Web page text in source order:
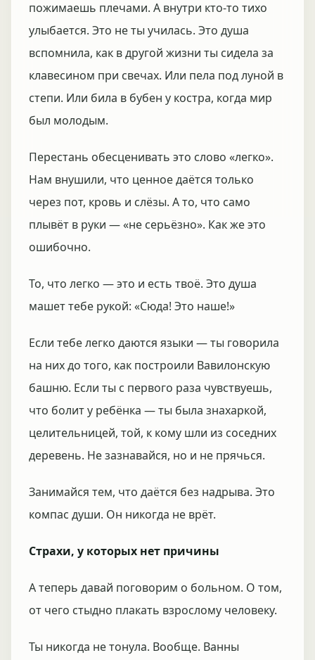
пожимаешь плечами. А внутри кто-то тихо
улыбается. Это не ты училась. Это душа
вспомнила, как в другой жизни ты сидела за
клавесином при свечах. Или пела под луной в
степи. Или била в бубен у костра, когда мир
был молодым.
Перестань обесценивать это слово «легко».
Нам внушили, что ценное даётся только
через пот, кровь и слёзы. А то, что само
плывёт в руки — «не серьёзно». Как же это
ошибочно.
То, что легко — это и есть твоё. Это душа
машет тебе рукой: «Сюда! Это наше!»
Если тебе легко даются языки — ты говорила
на них до того, как построили Вавилонскую
башню. Если ты с первого раза чувствуешь,
что болит у ребёнка — ты была знахаркой,
целительницей, той, к кому шли из соседних
деревень. Не зазнавайся, но и не прячься.
Занимайся тем, что даётся без надрыва. Это
компас души. Он никогда не врёт.
Страхи, у которых нет причины
А теперь давай поговорим о больном. О том,
от чего стыдно плакать взрослому человеку.
Ты никогда не тонула. Вообще. Ванны